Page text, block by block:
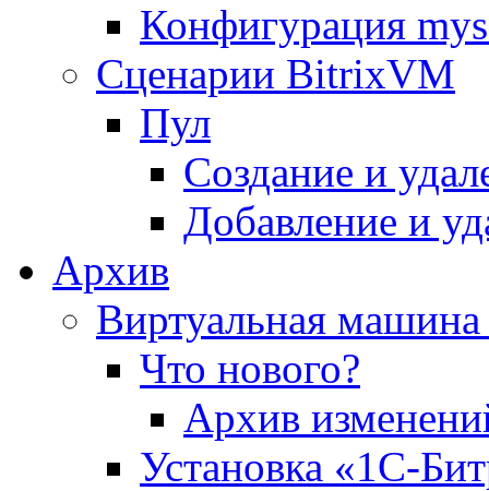
Конфигурация
Сценарии BitrixVM
Пул
Создание и
Добавление и
Архив
Виртуальная
Что нового?
Архив
Установка «1С-